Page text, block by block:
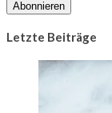
Abonnieren
Letzte Beiträge